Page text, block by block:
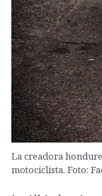
La creadora
motociclista. Foto: